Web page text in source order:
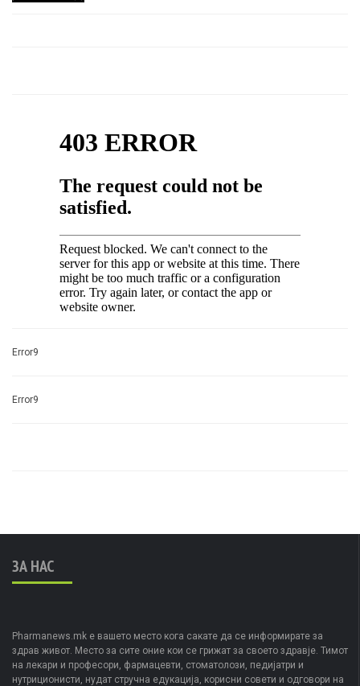
Error9
Error9
ЗА НАС
Pharmanews.mk е вашето место кога сакате да се информирате за
здрав живот. Место за сите оние кои се грижат за своето здравје. Тимот
на лекари и професори, фармацевти, стоматолози, педијатри и
нутриционисти, нудат стручна едукација, корисни совети и одговори на